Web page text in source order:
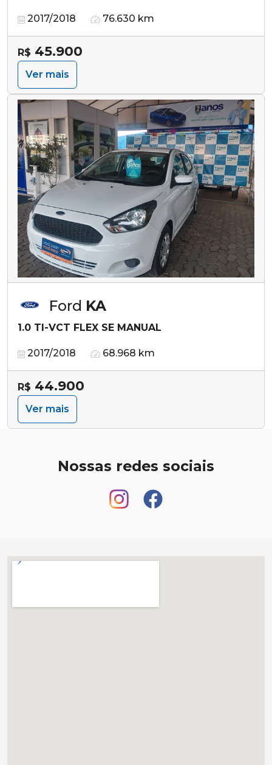
2017/2018 76.630 km
R$ 45.900
Ver mais
Ford KA
1.0 TI-VCT FLEX SE MANUAL
2017/2018 68.968 km
R$ 44.900
Ver mais
Nossas redes sociais